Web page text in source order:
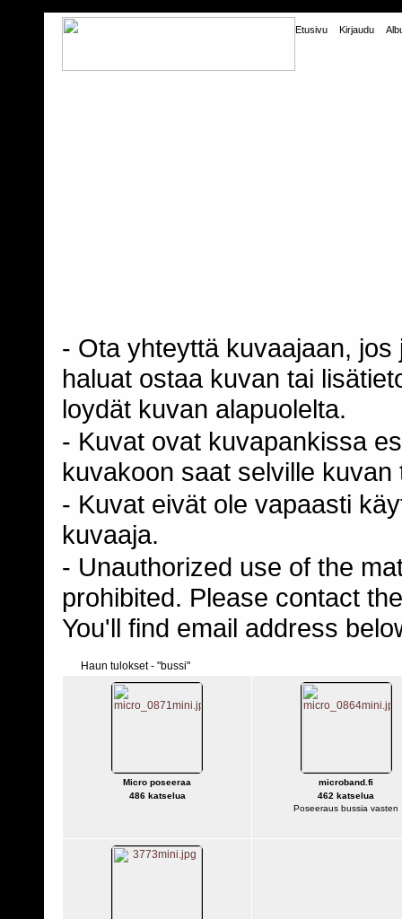
Etusivu Kirjaudu
- Ota yhteyttä kuvaajaan,
haluat ostaa kuvan tai
loydät kuvan alapuolelta.
- Kuvat ovat kuvapankissa
kuvakoon saat selville
- Kuvat eivät ole vapaasti
kuvaaja.
- Unauthorized use of the
prohibited. Please contact
You'll find email address
Haun tulokset - "bussi"
Micro poseeraa
486 katselua
microband.fi
462 katselua
Poseeraus bussia vasten